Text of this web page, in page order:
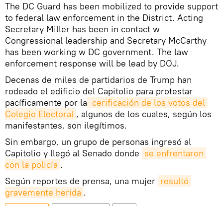
The DC Guard has been mobilized to provide support
to federal law enforcement in the District. Acting
Secretary Miller has been in contact w
Congressional leadership and Secretary McCarthy
has been working w DC government. The law
enforcement response will be lead by DOJ.
​​Decenas de miles de partidarios de Trump han
rodeado el edificio del Capitolio para protestar
pacíficamente por la cerificación de los votos del
Colegio Electoral , algunos de los cuales, según los
manifestantes, son ilegítimos.
Sin embargo, un grupo de personas ingresó al
Capitolio y llegó al Senado donde se enfrentaron
con la policía .
Según reportes de prensa, una mujer resultó
gravemente herida .